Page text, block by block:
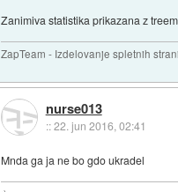
Zanimiva statistika prikazana z
ZapTeam - Izdelovanje spletnih
nurse013
::22. jun 2016, 02:41
Mnda ga ja ne bo gdo ukradel